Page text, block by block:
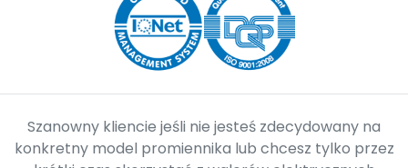
Szanowny kliencie jeśli nie jesteś zdecydowany na
konkretny model promiennika lub chcesz tylko przez